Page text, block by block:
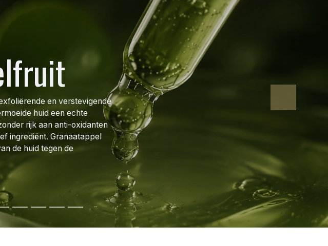
en verstevigende
huid een echte
rijk aan anti-oxidanten
ingrediënt. Granaatappel
de huid tegen de